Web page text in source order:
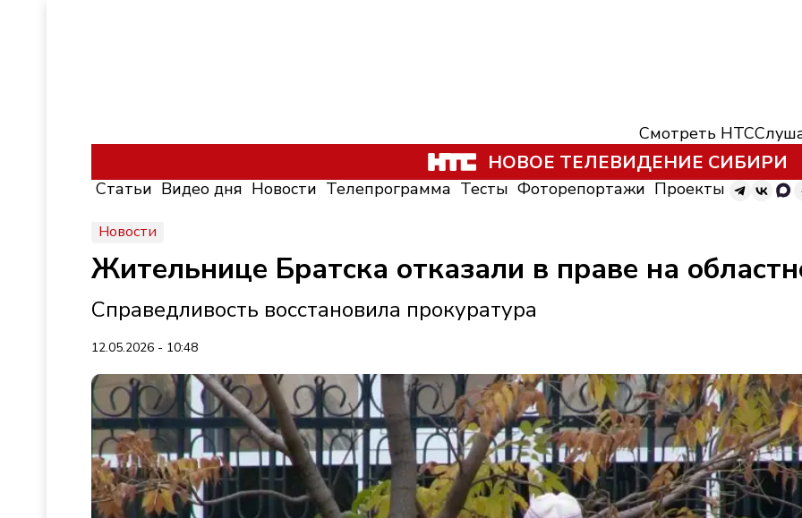
Смотреть НТС
НОВОЕ ТЕЛЕВИДЕНИЕ СИБИРИ
Статьи Видео дня Новости Телепрограмма Тесты Фоторепортажи Проекты
Новости
Жительнице Братска отказали в праве на
Справедливость восстановила прокуратура
12.05.2026 - 10:48